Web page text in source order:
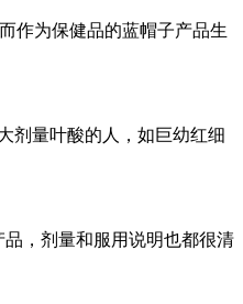
作为保健品的蓝帽子产品生
剂量叶酸的人，如巨幼红细
，剂量和服用说明也都很清